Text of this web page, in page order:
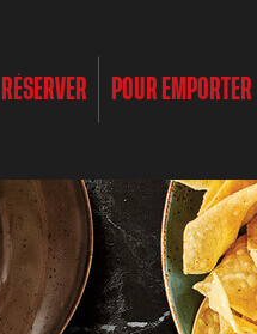
RÉSERVER POUR EMPORTER